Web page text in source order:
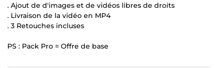
. Ajout de d'images et de vidéos libres de droits
. Livraison de la vidéo en MP4
. 3 Retouches incluses
PS : Pack Pro = Offre de base